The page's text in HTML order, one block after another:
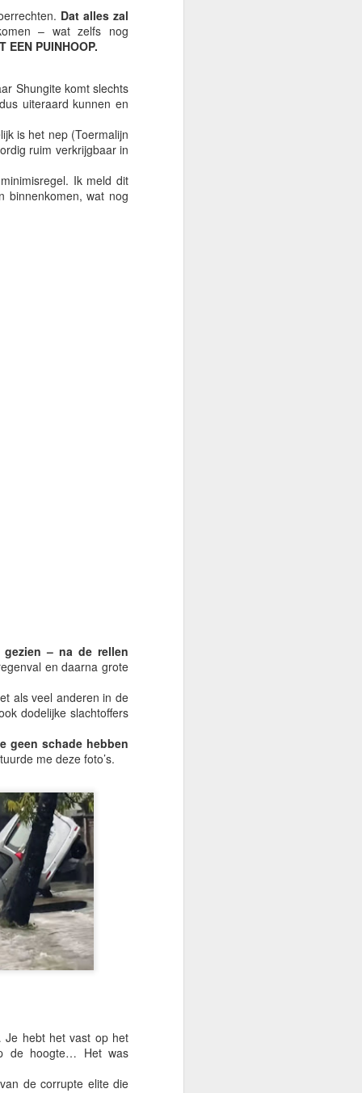
Dat alles zal
– wat zelfs nog
EEN PUINHOOP.
Shungite komt slechts
uiteraard kunnen en
is het nep (Toermalijn
ruim verkrijgbaar in
Ik meld dit
binnenkomen, wat nog
– na de rellen
en daarna grote
als veel anderen in de
dodelijke slachtoffers
geen schade hebben
me deze foto’s.
hebt het vast op het
de hoogte… Het was
de corrupte elite die
Record Groeten Uit
Spanje 🌏
Vorige week vertelde ik je over het
de bruiloft van Peter en Tamara,
Slowakije's 9e verjaardag, Kane
en alle gebruikelijke Ancient
Wisdom gebeurtenissen. Als je